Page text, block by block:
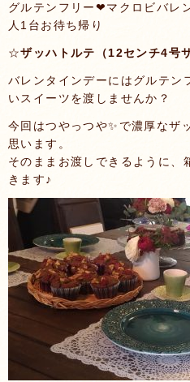
グルテンフリー❤マクロビバレ
人1台お待ち帰り
☆ザッハトルテ（12センチ4号
バレンタインデーにはグルテン
いスイーツを渡しませんか？
今回はつやっつや✨で濃厚なザ
思います。
そのままお渡しできるように、
きます♪